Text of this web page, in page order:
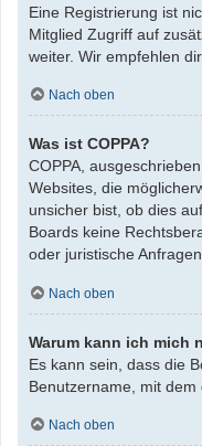
Eine Registrierung ist
Mitglied Zugriff auf
weiter. Wir empfehlen
Nach oben
Was ist COPPA?
COPPA,
Websites, die
unsicher bist, ob dies
Boards keine
oder juristische
Nach oben
Warum kann ich mich
Es kann sein, dass die
Benutzername, mit
Nach oben